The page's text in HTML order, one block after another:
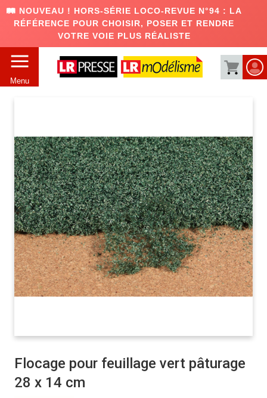
🛤️ NOUVEAU ! HORS-SÉRIE LOCO-REVUE N°94 : LA
RÉFÉRENCE POUR CHOISIR, POSER ET RENDRE
VOTRE VOIE PLUS RÉALISTE
Menu
Flocage pour feuillage vert pâturage
28 x 14 cm